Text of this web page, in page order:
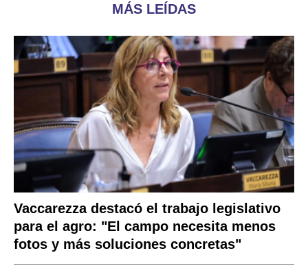
MÁS LEÍDAS
Vaccarezza destacó el trabajo legislativo
para el agro: "El campo necesita menos
fotos y más soluciones concretas"